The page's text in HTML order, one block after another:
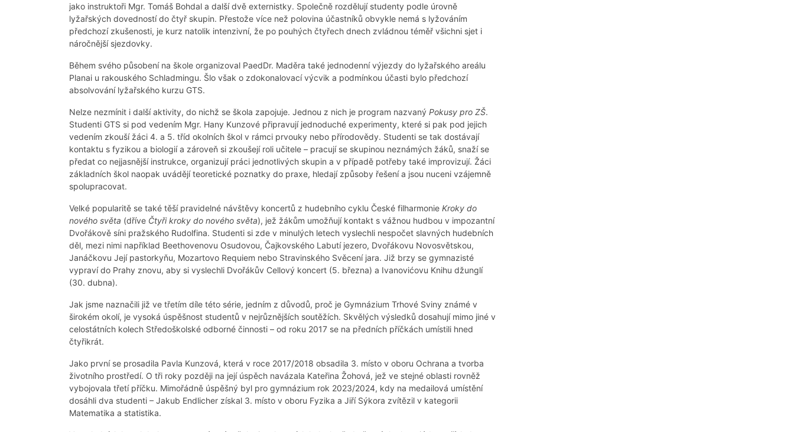
jako instruktoři Mgr. Tomáš Bohdal a další dvě externistky. Společně rozdělují studenty podle úrovně
lyžařských dovedností do čtyř skupin. Přestože více než polovina účastníků obvykle nemá s lyžováním
předchozí zkušenosti, je kurz natolik intenzivní, že po pouhých čtyřech dnech zvládnou téměř všichni sjet i
náročnější sjezdovky.
Během svého působení na škole organizoval PaedDr. Maděra také jednodenní výjezdy do lyžařského areálu
Planai u rakouského Schladmingu. Šlo však o zdokonalovací výcvik a podmínkou účasti bylo předchozí
absolvování lyžařského kurzu GTS.
Nelze nezmínit i další aktivity, do nichž se škola zapojuje. Jednou z nich je program nazvaný Pokusy pro ZŠ.
Studenti GTS si pod vedením Mgr. Hany Kunzové připravují jednoduché experimenty, které si pak pod jejich
vedením zkouší žáci 4. a 5. tříd okolních škol v rámci prvouky nebo přírodovědy. Studenti se tak dostávají
kontaktu s fyzikou a biologií a zároveň si zkoušejí roli učitele – pracují se skupinou neznámých žáků, snaží se
předat co nejjasnější instrukce, organizují práci jednotlivých skupin a v případě potřeby také improvizují. Žáci
základních škol naopak uvádějí teoretické poznatky do praxe, hledají způsoby řešení a jsou nuceni vzájemně
spolupracovat.
Velké popularitě se také těší pravidelné návštěvy koncertů z hudebního cyklu České filharmonie Kroky do
nového světa (dříve Čtyři kroky do nového světa), jež žákům umožňují kontakt s vážnou hudbou v impozantní
Dvořákově síni pražského Rudolfina. Studenti si zde v minulých letech vyslechli nespočet slavných hudebních
děl, mezi nimi například Beethovenovu Osudovou, Čajkovského Labutí jezero, Dvořákovu Novosvětskou,
Janáčkovu Její pastorkyňu, Mozartovo Requiem nebo Stravinského Svěcení jara. Již brzy se gymnazisté
vypraví do Prahy znovu, aby si vyslechli Dvořákův Cellový koncert (5. března) a Ivanovićovu Knihu džunglí
(30. dubna).
Jak jsme naznačili již ve třetím díle této série, jedním z důvodů, proč je Gymnázium Trhové Sviny známé v
širokém okolí, je vysoká úspěšnost studentů v nejrůznějších soutěžích. Skvělých výsledků dosahují mimo jiné v
celostátních kolech Středoškolské odborné činnosti – od roku 2017 se na předních příčkách umístili hned
čtyřikrát.
Jako první se prosadila Pavla Kunzová, která v roce 2017/2018 obsadila 3. místo v oboru Ochrana a tvorba
životního prostředí. O tři roky později na její úspěch navázala Kateřina Žohová, jež ve stejné oblasti rovněž
vybojovala třetí příčku. Mimořádně úspěšný byl pro gymnázium rok 2023/2024, kdy na medailová umístění
dosáhli dva studenti – Jakub Endlicher získal 3. místo v oboru Fyzika a Jiří Sýkora zvítězil v kategorii
Matematika a statistika.